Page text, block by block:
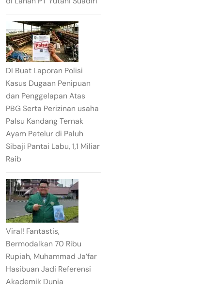
DI Buat Laporan Polisi
Kasus Dugaan Penipuan
dan Penggelapan Atas
PBG Serta Perizinan usaha
Palsu Kandang Ternak
Ayam Petelur di Paluh
Sibaji Pantai Labu, 1,1 Miliar
Raib
Viral! Fantastis,
Bermodalkan 70 Ribu
Rupiah, Muhammad Ja’far
Hasibuan Jadi Referensi
Akademik Dunia